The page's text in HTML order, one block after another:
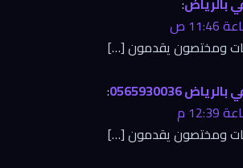
ومختصون يقدمون […]
0565930036
:
ومختصون يقدمون […]